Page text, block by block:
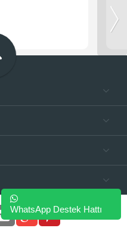
WhatsApp Destek Hattı